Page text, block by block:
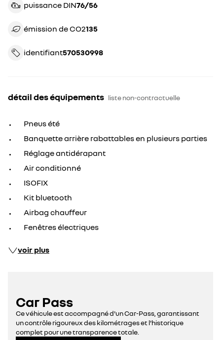
puissance DIN 76/56
émission de CO2 135
identifiant 570530998
détail des équipements liste non-contractuelle
Pneus été
Banquette arrière rabattables en plusieurs parties
Réglage antidérapant
Air conditionné
ISOFIX
Kit bluetooth
Airbag chauffeur
Fenêtres électriques
voir plus
Car Pass
Ce véhicule est accompagné d'un Car-Pass, garantissant
un contrôle rigoureux des kilométrages et l'historique
complet pour une transparence totale.